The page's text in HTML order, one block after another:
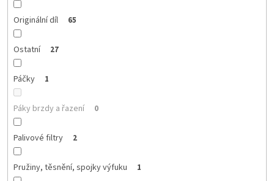
Originální díl 65
Ostatní 27
Páčky 1
Páky brzdy a řazení 0
Palivové filtry 2
Pružiny, těsnění, spojky výfuku 1